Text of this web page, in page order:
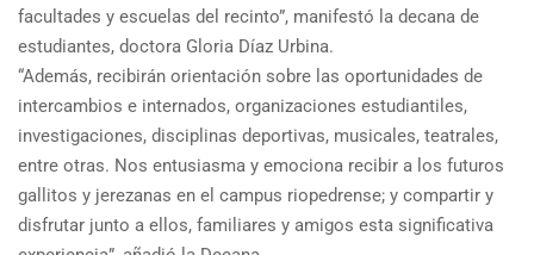
facultades y escuelas del recinto”, manifestó la decana de
estudiantes, doctora Gloria Díaz Urbina.
“Además, recibirán orientación sobre las oportunidades de
intercambios e internados, organizaciones estudiantiles,
investigaciones, disciplinas deportivas, musicales, teatrales,
entre otras. Nos entusiasma y emociona recibir a los futuros
gallitos y jerezanas en el campus riopedrense; y compartir y
disfrutar junto a ellos, familiares y amigos esta significativa